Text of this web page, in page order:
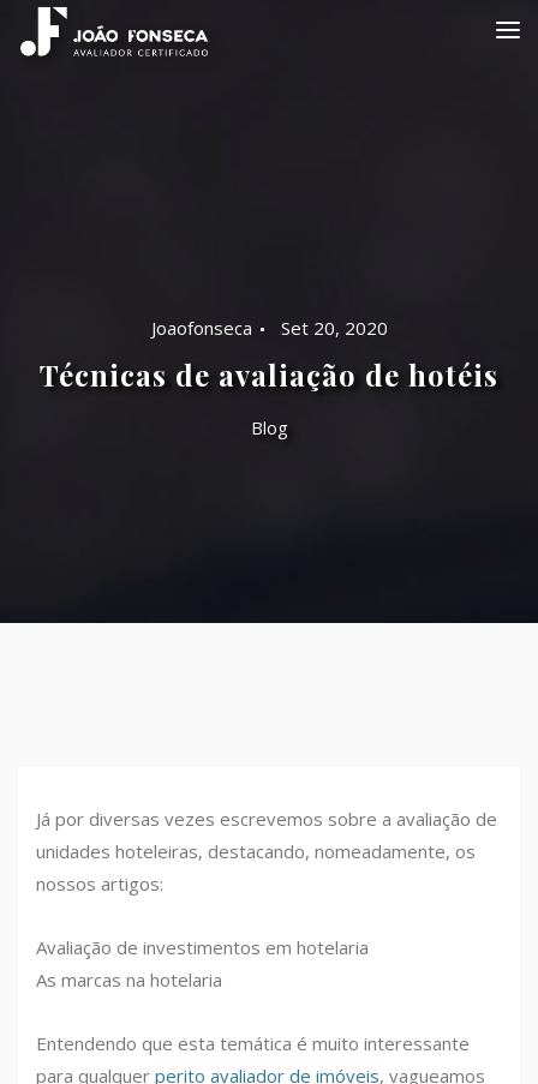
Joaofonseca Set 20, 2020
Técnicas de avaliação de hotéis
Blog
Já por diversas vezes escrevemos sobre a avaliação de
unidades hoteleiras, destacando, nomeadamente, os
nossos artigos:
Avaliação de investimentos em hotelaria
As marcas na hotelaria
Entendendo que esta temática é muito interessante
para qualquer perito avaliador de imóveis, vagueamos